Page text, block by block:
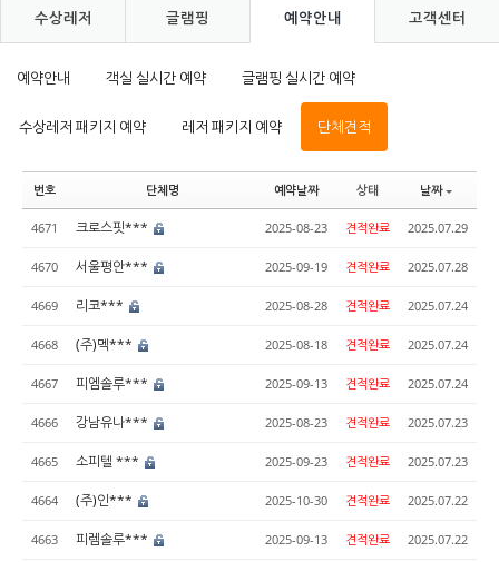
수상레저 글램핑 예약안내 고객센터
예약안내 객실 실시간 예약 글램핑 실시간 예약
수상레저 패키지 예약 레저 패키지 예약 단체견적
번호 단체명 예약날짜 상태 날짜
4671 크로스핏*** 2025-08-23 견적완료 2025.07.29
4670 서울평안*** 2025-09-19 견적완료 2025.07.28
4669 리코*** 2025-08-28 견적완료 2025.07.24
4668 (주)멕*** 2025-08-18 견적완료 2025.07.24
4667 피엠솔루*** 2025-09-13 견적완료 2025.07.24
4666 강남유나*** 2025-08-23 견적완료 2025.07.23
4665 소피텔 *** 2025-09-23 견적완료 2025.07.23
4664 (주)인*** 2025-10-30 견적완료 2025.07.22
4663 피렘솔루*** 2025-09-13 견적완료 2025.07.22